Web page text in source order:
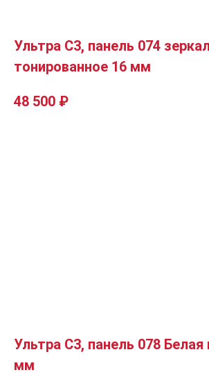
Ультра C3, панель 074
тонированное 16 мм
48 500 ₽
Ультра C3, панель 078
мм